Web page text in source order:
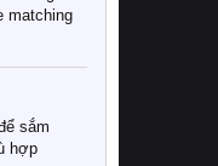
matching
sắm
hợp